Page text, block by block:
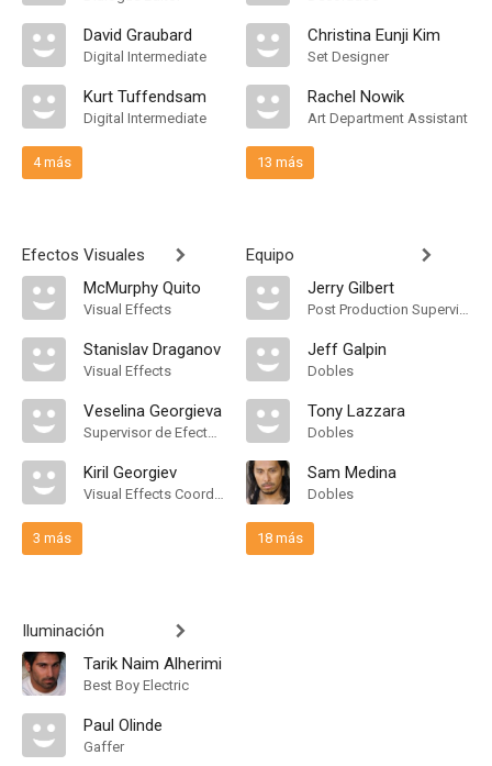
David Graubard
Digital Intermediate
Kurt Tuffendsam
Digital Intermediate
4 más
Efectos Visuales
McMurphy Quito
Visual Effects
Stanislav Draganov
Visual Effects
Veselina Georgieva
Supervisor de Efectos Visuales
Kiril Georgiev
Visual Effects Coordinator
3 más
Iluminación
Tarik Naim Alherimi
Best Boy Electric
Paul Olinde
Gaffer
Christina Eunji Kim
Set Designer
Rachel Nowik
Art Department Assistant
13 más
Equipo
Jerry Gilbert
Post Production Supervisor
Jeff Galpin
Dobles
Tony Lazzara
Dobles
Sam Medina
Dobles
18 más